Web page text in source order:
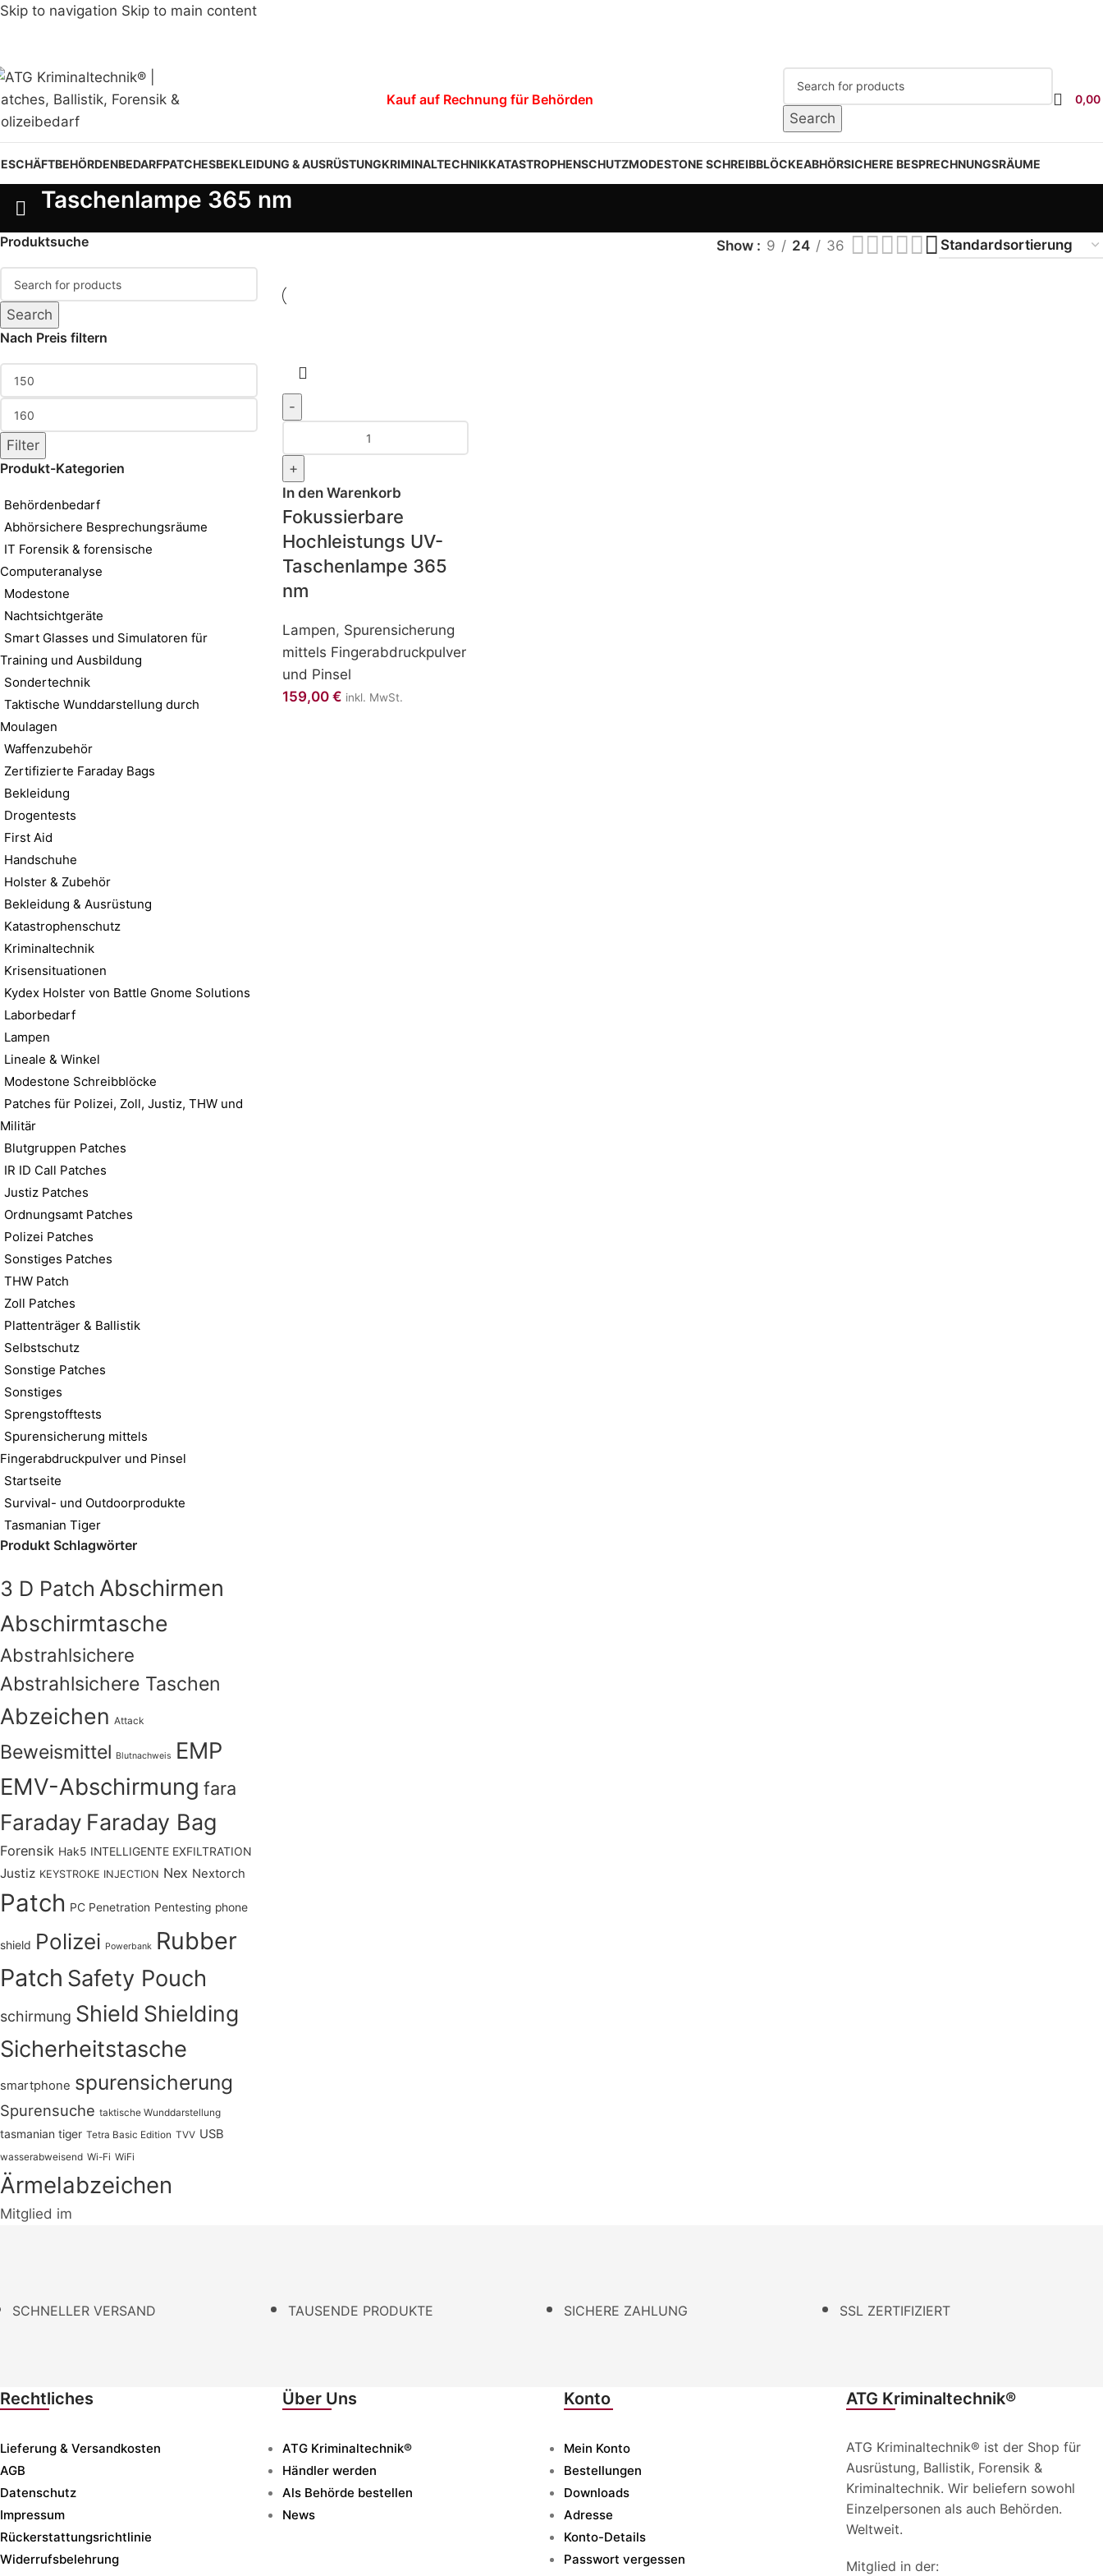
Skip to navigation Skip to main content
Kauf auf Rechnung für Behörden
Search
0,00
BEHÖRDENBEDARFPATCHESBEKLEIDUNG & AUSRÜSTUNGKRIMINALTECHNIKKATASTROPHENSCHUTZMODESTONE SCHREIBBLÖCKEABHÖRSICHERE BESPRECHNUNGSRÄUME
Taschenlampe 365 nm
Produktsuche
Search
Nach Preis filtern
Filter
Produkt-Kategorien
Behördenbedarf
Abhörsichere Besprechungsräume
IT Forensik & forensische
Computeranalyse
Modestone
Nachtsichtgeräte
Smart Glasses und Simulatoren für
Training und Ausbildung
Sondertechnik
Taktische Wunddarstellung durch
Moulagen
Waffenzubehör
Zertifizierte Faraday Bags
Bekleidung
Drogentests
First Aid
Handschuhe
Holster & Zubehör
Bekleidung & Ausrüstung
Katastrophenschutz
Kriminaltechnik
Krisensituationen
Kydex Holster von Battle Gnome Solutions
Laborbedarf
Lampen
Lineale & Winkel
Modestone Schreibblöcke
Patches für Polizei, Zoll, Justiz, THW und
Militär
Blutgruppen Patches
IR ID Call Patches
Justiz Patches
Ordnungsamt Patches
Polizei Patches
Sonstiges Patches
THW Patch
Zoll Patches
Plattenträger & Ballistik
Selbstschutz
Sonstige Patches
Sonstiges
Sprengstofftests
Spurensicherung mittels
Fingerabdruckpulver und Pinsel
Startseite
Survival- und Outdoorprodukte
Tasmanian Tiger
Produkt Schlagwörter
3 D Patch Abschirmen
Abschirmtasche
Abstrahlsichere
Abstrahlsichere Taschen
Abzeichen Attack
Beweismittel Blutnachweis EMP
EMV-Abschirmung fara
Faraday Faraday Bag
Forensik Hak5 INTELLIGENTE EXFILTRATION
Justiz KEYSTROKE INJECTION Nex Nextorch
Patch PC Penetration Pentesting phone
shield Polizei Powerbank Rubber
Patch Safety Pouch
schirmung Shield Shielding
Sicherheitstasche
smartphone spurensicherung
Spurensuche taktische Wunddarstellung
tasmanian tiger Tetra Basic Edition TVV USB
wasserabweisend Wi-Fi WiFi
Ärmelabzeichen
Show 9 24 36
In den Warenkorb
Fokussierbare
Hochleistungs UV-
Taschenlampe 365
nm
Lampen, Spurensicherung
mittels Fingerabdruckpulver
und Pinsel
159,00 € inkl. MwSt.
Mitglied im
SCHNELLER VERSAND TAUSENDE PRODUKTE SICHERE ZAHLUNG SSL ZERTIFIZIERT
Rechtliches
Lieferung & Versandkosten
AGB
Datenschutz
Impressum
Rückerstattungsrichtlinie
Widerrufsbelehrung
Über Uns
ATG Kriminaltechnik®
Händler werden
Als Behörde bestellen
News
Konto
Mein Konto
Bestellungen
Downloads
Adresse
Konto-Details
Passwort vergessen
ATG Kriminaltechnik®
ATG Kriminaltechnik® ist der Shop für
Ausrüstung, Ballistik, Forensik &
Kriminaltechnik. Wir beliefern sowohl
Einzelpersonen als auch Behörden.
Weltweit.
Mitglied in der: